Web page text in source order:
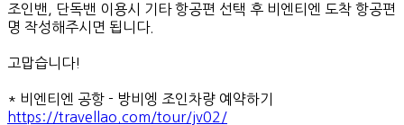
조인밴, 단독밴 이용시 기타 항공편 선택 후 비엔티엔 도착 항공편
명 작성해주시면 됩니다.
고맙습니다!
* 비엔티엔 공항 - 방비엥 조인차량 예약하기
https://travellao.com/tour/jv02/